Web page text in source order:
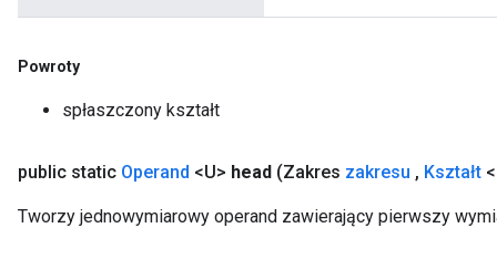
Powroty
spłaszczony kształt
public static Operand <U> head (Zakres zakresu , Kształt
Tworzy jednowymiarowy operand zawierający pierwszy